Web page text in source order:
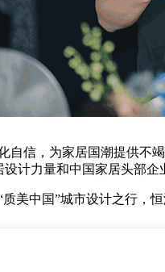
信，为家居国潮提供不竭
设计力量和中国家居头部
中国”城市设计之行，恒